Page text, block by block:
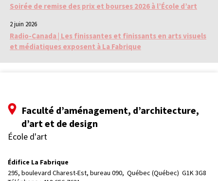
Soirée de remise des prix et bourses 2026 à l’École d’art
2 juin 2026
Radio-Canada | Les finissantes et finissants en arts visuels
et médiatiques exposent à La Fabrique
Faculté d’aménagement, d’architecture,
d’art et de design
École d'art
Édifice La Fabrique
295, boulevard Charest-Est, bureau 090, Québec (Québec)  G1K 3G8